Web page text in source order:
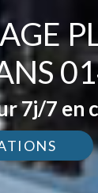
7j/7 en